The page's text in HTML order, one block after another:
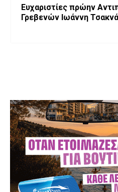
Ευχαριστίες πρώην
Γρεβενών Ιωάννη